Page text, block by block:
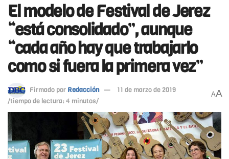
El modelo de Festival de Jerez
“está consolidado”, aunque
“cada año hay que trabajarlo
como si fuera la primera vez”
Firmado por Redacción
11 de marzo de 2019
/tiempo de lectura: 4 minutos/
AA